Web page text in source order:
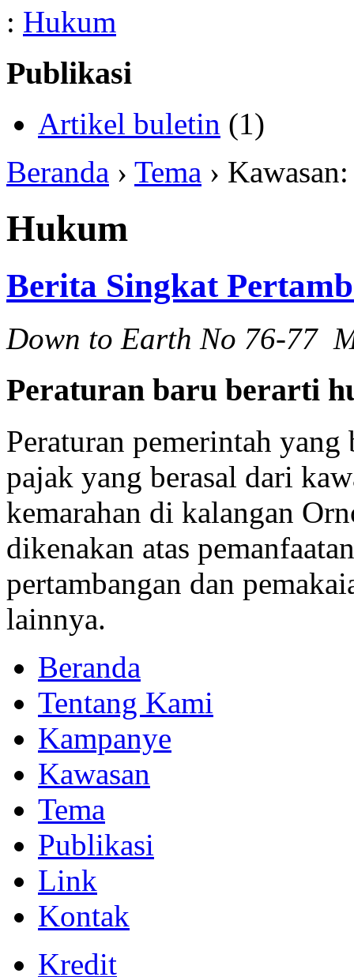
: Hukum
Publikasi
Artikel buletin (1)
Beranda › Tema ›
Hukum
Berita Singkat
Down to Earth No 76-77
Peraturan baru berarti
Peraturan pemerintah
pajak yang berasal dari
kemarahan di kalangan
dikenakan atas
pertambangan dan
lainnya.
Beranda
Tentang Kami
Kampanye
Kawasan
Tema
Publikasi
Link
Kontak
Kredit